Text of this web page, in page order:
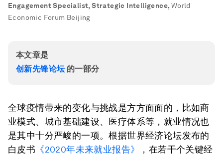
Engagement Specialist, Strategic Intelligence, World
Economic Forum Beijing
本文章是
创新先锋论坛的一部分
全球疫情带来的变化与挑战是方方面面的，比如商
业模式、城市基础建设、医疗体系等，就业情况也
是其中十分严峻的一项。根据世界经济论坛发布的
白皮书 《2020年未来就业报告》
，在若干个关键经